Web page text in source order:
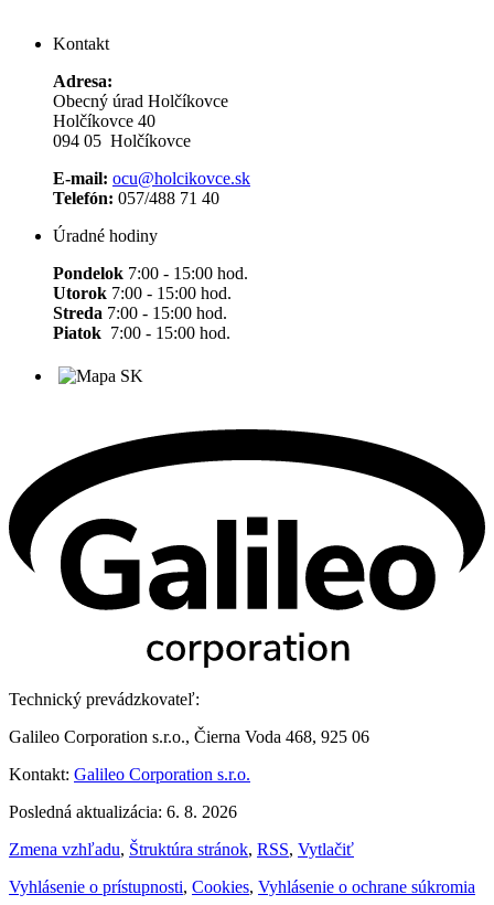
Kontakt
Adresa:
Obecný úrad Holčíkovce
Holčíkovce 40
094 05 Holčíkovce
E-mail: ocu@holcikovce.sk
Telefón: 057/488 71 40
Úradné hodiny
Pondelok 7:00 - 15:00 hod.
Utorok 7:00 - 15:00 hod.
Streda 7:00 - 15:00 hod.
Piatok 7:00 - 15:00 hod.
Technický prevádzkovateľ:
Galileo Corporation s.r.o., Čierna Voda 468, 925 06
Kontakt: Galileo Corporation s.r.o.
Posledná aktualizácia: 6. 8. 2026
Zmena vzhľadu, Štruktúra stránok, RSS, Vytlačiť
Vyhlásenie o prístupnosti, Cookies, Vyhlásenie o ochrane súkromia